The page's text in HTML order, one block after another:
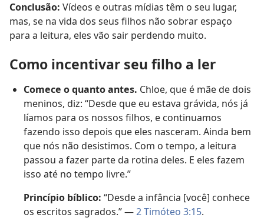
Conclusão: Vídeos e outras mídias têm o seu lugar,
mas, se na vida dos seus filhos não sobrar espaço
para a leitura, eles vão sair perdendo muito.
Como incentivar seu filho a ler
Comece o quanto antes. Chloe, que é mãe de dois
meninos, diz: “Desde que eu estava grávida, nós já
líamos para os nossos filhos, e continuamos
fazendo isso depois que eles nasceram. Ainda bem
que nós não desistimos. Com o tempo, a leitura
passou a fazer parte da rotina deles. E eles fazem
isso até no tempo livre.”
Princípio bíblico: “Desde a infância [você] conhece
os escritos sagrados.” —2 Timóteo 3:15.